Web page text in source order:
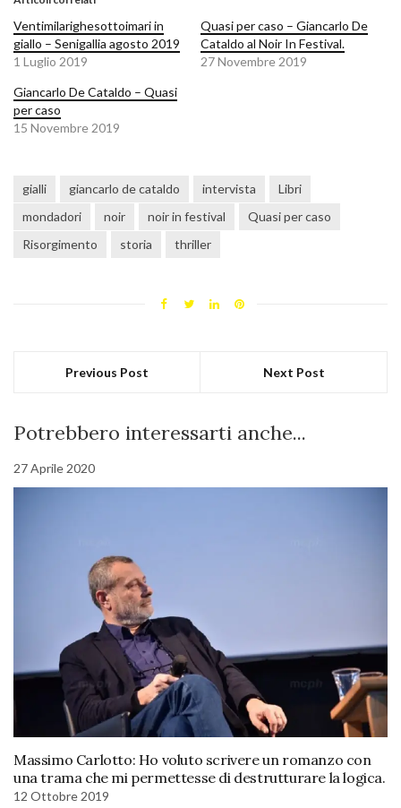
Ventimilarighesottoimari in
giallo – Senigallia agosto 2019
1 Luglio 2019
Quasi per caso – Giancarlo De
Cataldo al Noir In Festival.
27 Novembre 2019
Giancarlo De Cataldo – Quasi
per caso
15 Novembre 2019
gialli giancarlo de cataldo intervista
Libri
mondadori
noir noir in festival
Quasi per caso
Risorgimento
storia thriller
Previous Post Next Post
Potrebbero interessarti anche...
27 Aprile 2020
Massimo Carlotto: Ho voluto scrivere un romanzo con
una trama che mi permettesse di destrutturare la logica.
12 Ottobre 2019